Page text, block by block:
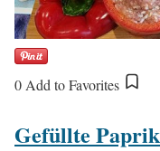
0 Add to Favorites
Gefüllte